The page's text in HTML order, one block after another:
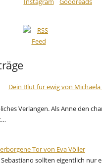
Dein Blut für ewig von Michaela
Verlangen. Als Anne den
Tor von Eva Völler
sollten eigentlich nur